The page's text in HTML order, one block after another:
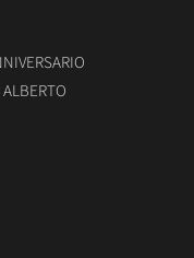
ALBERTO